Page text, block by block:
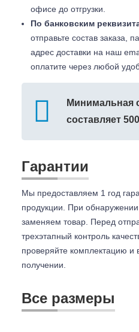
офисе до отгрузки.
По банковским
отправьте состав заказа,
адрес доставки на наш
оплатите через любой
Минимальная
составляет
Гарантии
Мы предоставляем 1 год
продукции. При
заменяем товар. Перед
трехэтапный контроль
проверяйте комплектацию и
получении.
Все размеры